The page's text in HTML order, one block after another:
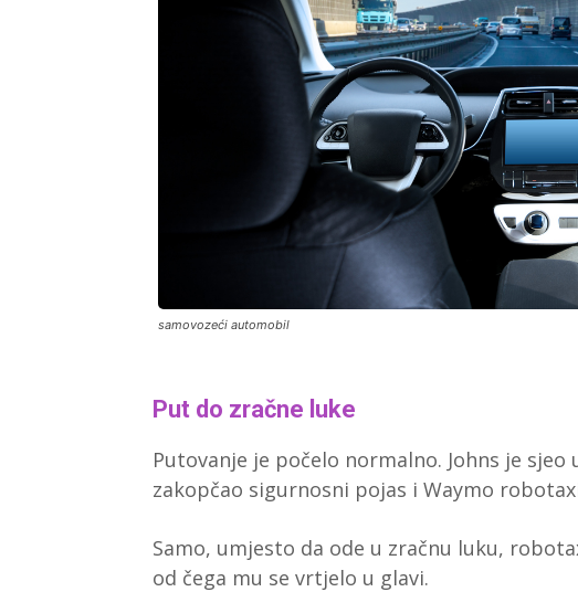
samovozeći automobil
Put do zračne luke
Putovanje je počelo normalno. Johns je
zakopčao sigurnosni pojas i Waymo
Samo, umjesto da ode u zračnu luku,
od čega mu se vrtjelo u glavi.